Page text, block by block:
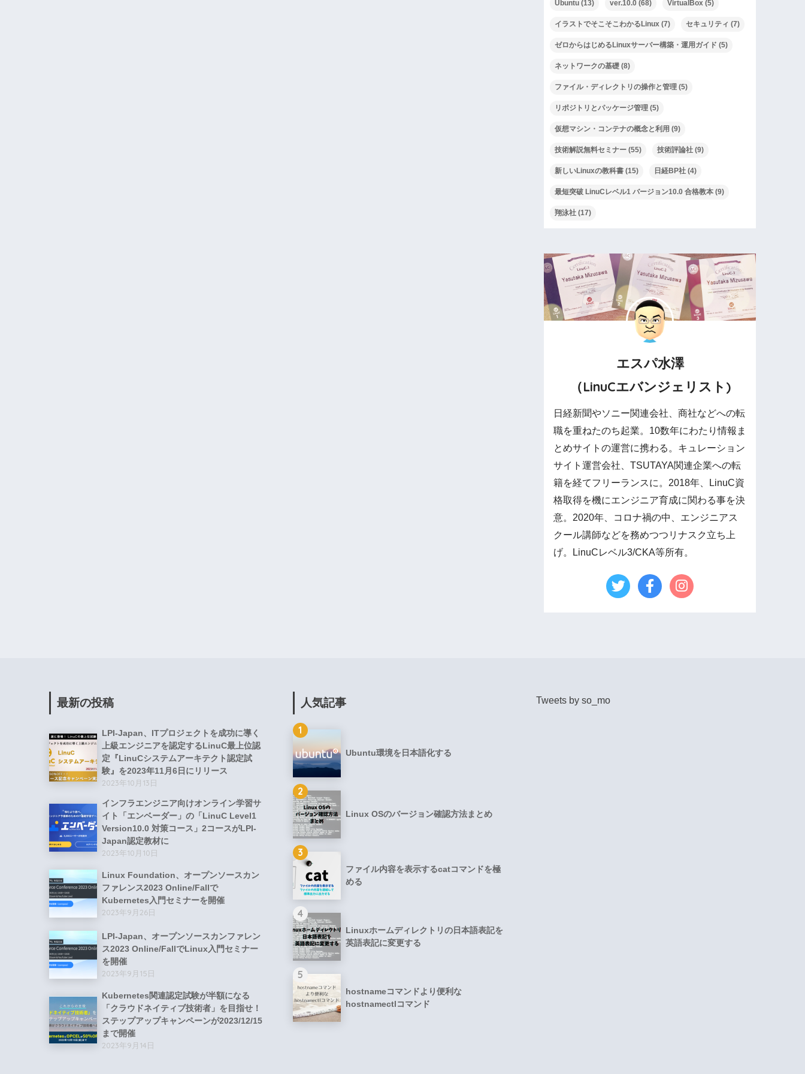
Ubuntu (13) ver.10.0 (68) VirtualBox (5)
イラストでそこそこわかるLinux (7) セキュリティ (7)
ゼロからはじめるLinuxサーバー構築・運用ガイド (5)
ネットワークの基礎 (8)
ファイル・ディレクトリの操作と管理 (5)
リポジトリとパッケージ管理 (5)
仮想マシン・コンテナの概念と利用 (9)
技術解説無料セミナー (55) 技術評論社 (9)
新しいLinuxの教科書 (15) 日経BP社 (4)
最短突破 LinuCレベル1 バージョン10.0 合格教本 (9)
翔泳社 (17)
エスパ水澤
（LinuCエバンジェリスト)
日経新聞やソニー関連会社、商社などへの転
職を重ねたのち起業。10数年にわたり情報ま
とめサイトの運営に携わる。キュレーション
サイト運営会社、TSUTAYA関連企業への転
籍を経てフリーランスに。2018年、LinuC資
格取得を機にエンジニア育成に関わる事を決
意。2020年、コロナ禍の中、エンジニアス
クール講師などを務めつつリナスク立ち上
げ。LinuCレベル3/CKA等所有。
最新の投稿
LPI-Japan、ITプロジェクトを成功に導く
上級エンジニアを認定するLinuC最上位認
定『LinuCシステムアーキテクト認定試
験』を2023年11月6日にリリース
2023年10月13日
インフラエンジニア向けオンライン学習サ
イト「エンベーダー」の「LinuC Level1
Version10.0 対策コース」2コースがLPI-
Japan認定教材に
2023年10月10日
Linux Foundation、オープンソースカン
ファレンス2023 Online/Fallで
Kubernetes入門セミナーを開催
2023年9月26日
LPI-Japan、オープンソースカンファレン
ス2023 Online/FallでLinux入門セミナー
を開催
2023年9月15日
Kubernetes関連認定試験が半額になる
「クラウドネイティブ技術者」を目指せ！
ステップアップキャンペーンが2023/12/15
まで開催
2023年9月14日
人気記事
1
Ubuntu環境を日本語化する
2
Linux OSのバージョン確認方法まとめ
3
ファイル内容を表示するcatコマンドを極
める
4
Linuxホームディレクトリの日本語表記を
英語表記に変更する
5
hostnameコマンドより便利な
hostnamectlコマンド
Tweets by so_mo